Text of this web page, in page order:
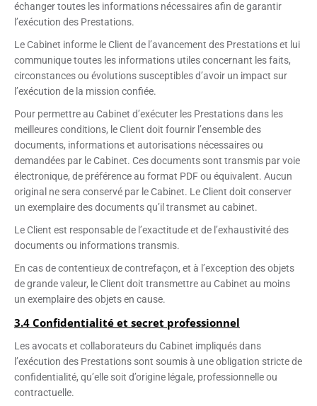
échanger toutes les informations nécessaires afin de garantir
l’exécution des Prestations.
Le Cabinet informe le Client de l’avancement des Prestations et lui
communique toutes les informations utiles concernant les faits,
circonstances ou évolutions susceptibles d’avoir un impact sur
l’exécution de la mission confiée.
Pour permettre au Cabinet d’exécuter les Prestations dans les
meilleures conditions, le Client doit fournir l’ensemble des
documents, informations et autorisations nécessaires ou
demandées par le Cabinet. Ces documents sont transmis par voie
électronique, de préférence au format PDF ou équivalent. Aucun
original ne sera conservé par le Cabinet. Le Client doit conserver
un exemplaire des documents qu’il transmet au cabinet.
Le Client est responsable de l’exactitude et de l’exhaustivité des
documents ou informations transmis.
En cas de contentieux de contrefaçon, et à l’exception des objets
de grande valeur, le Client doit transmettre au Cabinet au moins
un exemplaire des objets en cause.
3.4 Confidentialité et secret professionnel
Les avocats et collaborateurs du Cabinet impliqués dans
l’exécution des Prestations sont soumis à une obligation stricte de
confidentialité, qu’elle soit d’origine légale, professionnelle ou
contractuelle.